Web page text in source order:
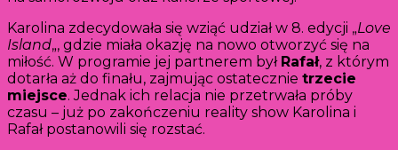
Karolina zdecydowała się wziąć udział w 8. edycji „Love
Island„, gdzie miała okazję na nowo otworzyć się na
miłość. W programie jej partnerem był Rafał, z którym
dotarła aż do finału, zajmując ostatecznie trzecie
miejsce. Jednak ich relacja nie przetrwała próby
czasu – już po zakończeniu reality show Karolina i
Rafał postanowili się rozstać.